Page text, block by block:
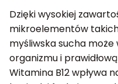
Dzięki wysokiej
mikroelementów
myśliwska sucha
organizmu i
Witamina B12 wpływa